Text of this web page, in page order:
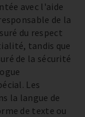
avec l'aide
de la
du respect
tandis que
de la sécurité
Les
la langue de
de texte ou